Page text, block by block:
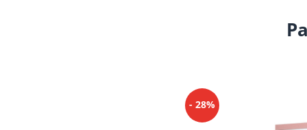
- 28%